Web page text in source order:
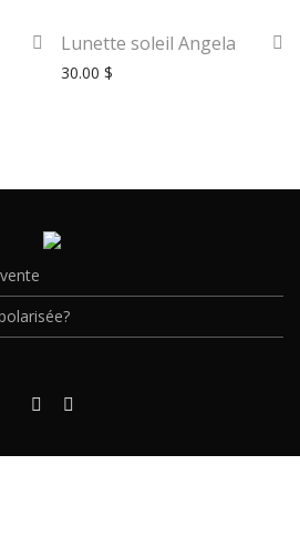
Lunette soleil Angela
30.00 $